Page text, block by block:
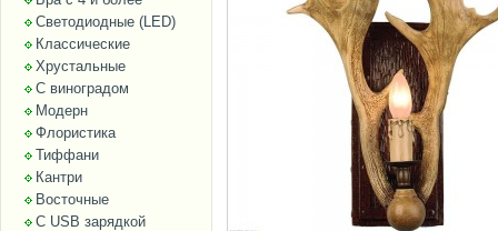
Светодиодные (LED)
Классические
Хрустальные
С виноградом
Модерн
Флористика
Тиффани
Кантри
Восточные
С USB зарядкой